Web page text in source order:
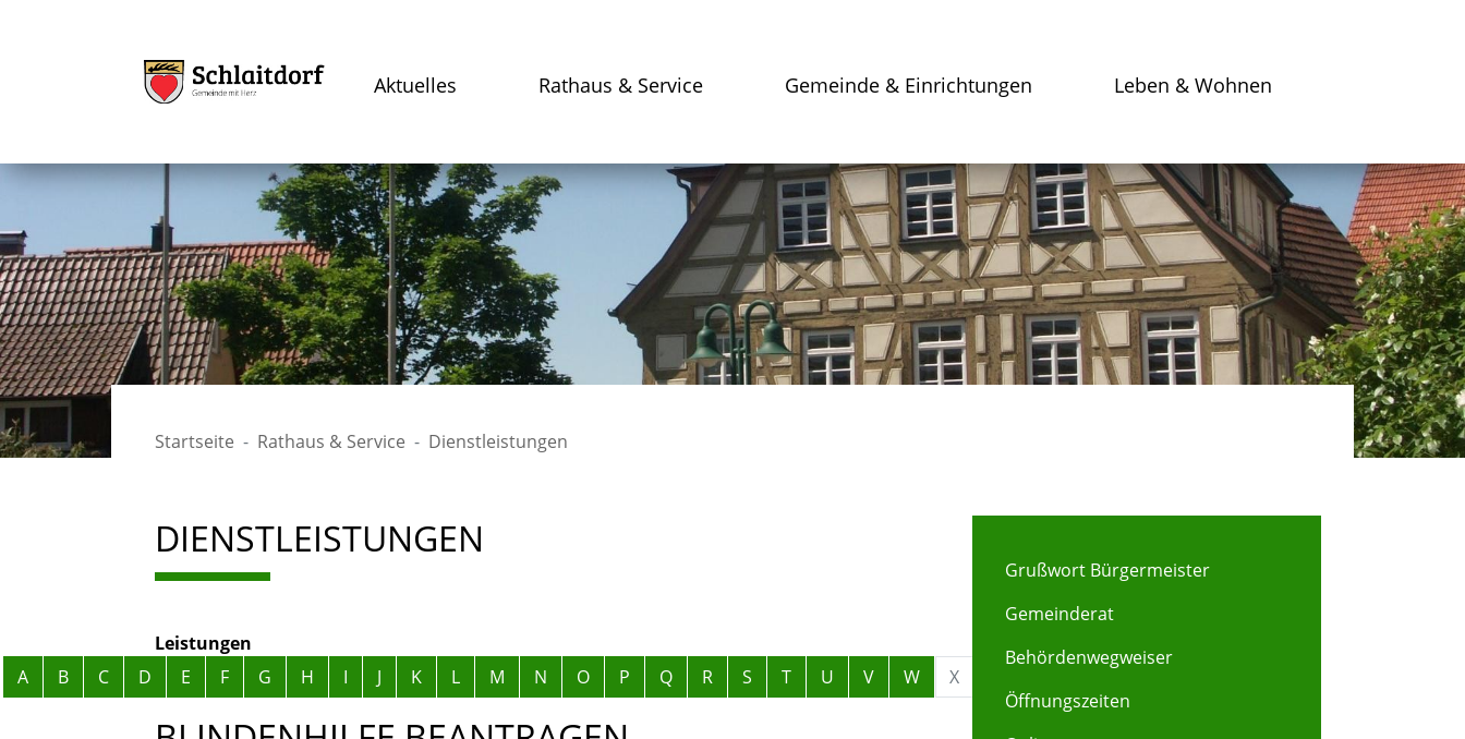
Aktuelles Rathaus & Service Gemeinde & Einrichtungen Leben & Wohnen
Startseite Rathaus & Service Dienstleistungen
DIENSTLEISTUNGEN
Leistungen
Alphabetisches Register überspringen
A B C D E F G H I J K L M N O P Q R S T U V W X
Grußwort Bürgermeister
Gemeinderat
Behördenwegweiser
Öffnungszeiten